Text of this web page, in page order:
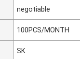
negotiable
100PCS/MONTH
SK